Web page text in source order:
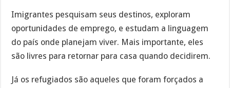
Imigrantes pesquisam seus destinos, exploram
oportunidades de emprego, e estudam a linguagem
do país onde planejam viver. Mais importante, eles
são livres para retornar para casa quando decidirem.
Já os refugiados são aqueles que foram forçados a